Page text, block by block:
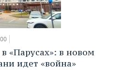
«Парусах»: в новом
идет «война»